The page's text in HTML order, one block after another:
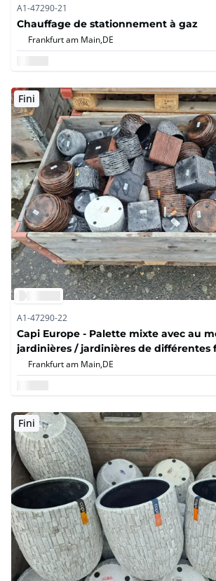
A1-47290-21
Chauffage de stationnement à gaz
Frankfurt am Main,DE
Fini
A1-47290-22
Capi Europe - Palette mixte avec au
jardinières / jardinières de différentes
designs (100 fois)
Frankfurt am Main,DE
Fini